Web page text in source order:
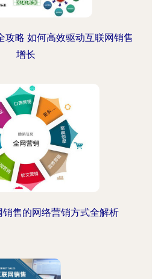
攻略 如何高效驱动互联网销售
增长
销售的网络营销方式全解析